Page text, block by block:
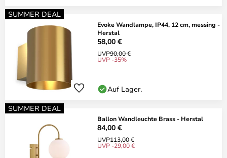
SUMMER DEAL
Evoke Wandlampe, IP44, 12 cm, messing -
Herstal
58,00 €
UVP90,00 €
UVP -35%
Auf Lager.
SUMMER DEAL
Ballon Wandleuchte Brass - Herstal
84,00 €
UVP113,00 €
UVP -29,00 €